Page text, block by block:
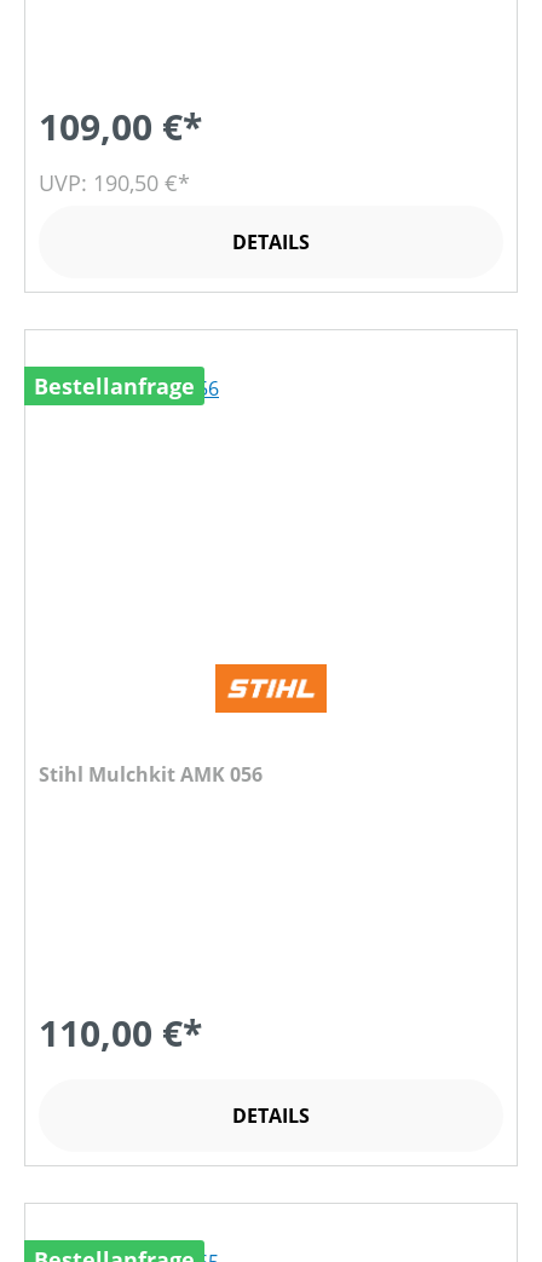
109,00 €*
UVP: 190,50 €*
DETAILS
Bestellanfrage
Stihl Mulchkit AMK 056
110,00 €*
DETAILS